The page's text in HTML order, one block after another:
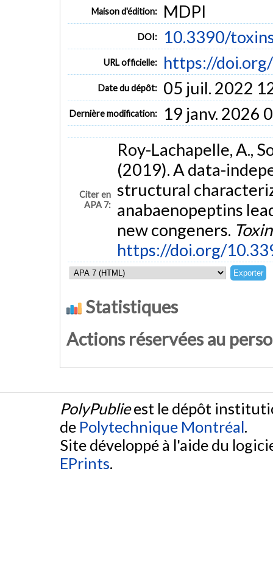
Maison d'édition: MDPI
DOI: 10.3390/
URL officielle: https://
Date du dépôt: 05 juil. 2022
Dernière modification: 19 janv. 2026
Citer en
APA 7:
Roy-Lachapelle, A.,
(2019). A data-
structural
anabaenopeptins
new congeners.
https://doi.org/
Statistiques
Actions réservées au
PolyPublieest le dépôt
de Polytechnique Montréal.
Site développé à l'aide du
EPrints.